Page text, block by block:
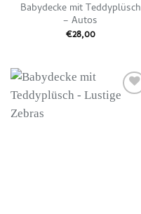
Babydecke mit Teddyplüsch
– Autos
€28,00
Auf die